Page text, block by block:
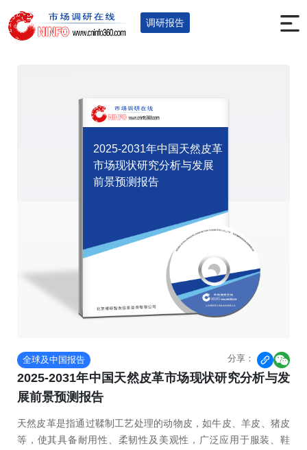
调研报告
您的位置：首页>调研报告 >全球及中国报告
2025-2031年中国天然皮革
市场现状研究分析与发展
前景预测报告
全球及中国报告 分享：  
2025-2031年中国天然皮革市场现状研究分析与发
展前景预测报告
天然皮革是指通过鞣制工艺处理的动物皮，如牛皮、羊皮、猪皮
等，使其具备耐用性、柔韧性及美观性，广泛应用于服装、鞋